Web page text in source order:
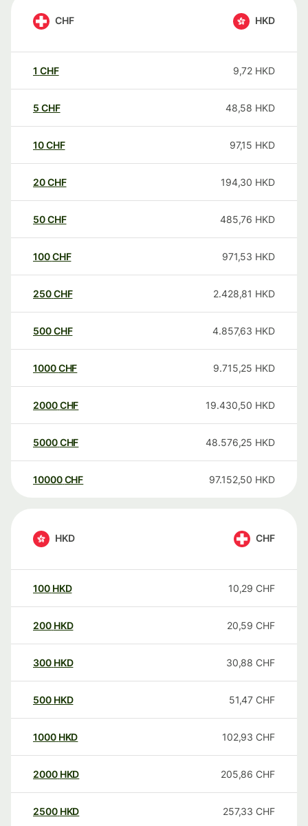
CHF HKD
1 CHF 9,72 HKD
5 CHF 48,58 HKD
10CHF 97,15 HKD
20CHF 194,30 HKD
50CHF 485,76 HKD
100CHF 971,53 HKD
250CHF 2.428,81 HKD
500CHF 4.857,63 HKD
1000CHF 9.715,25 HKD
2000CHF 19.430,50 HKD
5000CHF 48.576,25 HKD
10000 CHF 97.152,50 HKD
HKD CHF
100 HKD 10,29 CHF
200 HKD 20,59 CHF
300 HKD 30,88 CHF
500 HKD 51,47 CHF
1000 HKD 102,93 CHF
2000 HKD 205,86 CHF
2500 HKD 257,33 CHF